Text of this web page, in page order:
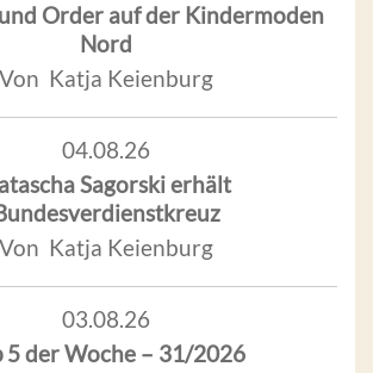
Order auf der Kindermoden
Nord
Von Katja Keienburg
04.08.26
Sagorski erhält
Von Katja Keienburg
03.08.26
5 der Woche – 31/2026